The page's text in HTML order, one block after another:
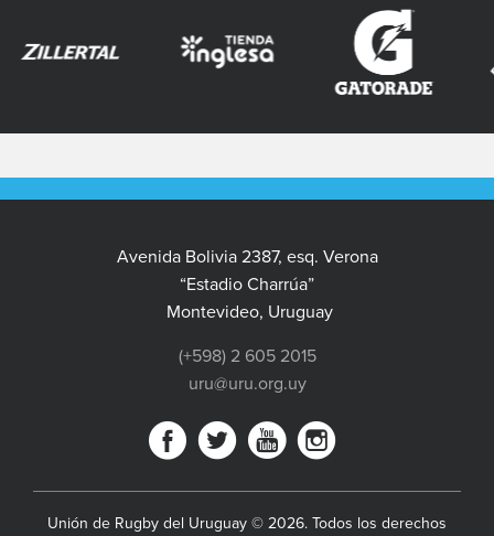
Avenida Bolivia 2387, esq. Verona
“Estadio Charrúa”
Montevideo, Uruguay
(+598) 2 605 2015
uru@uru.org.uy
Unión de Rugby del Uruguay © 2026. Todos los derechos